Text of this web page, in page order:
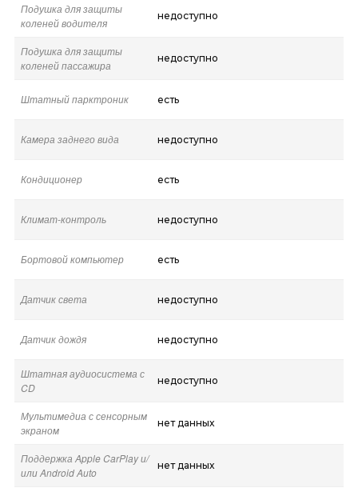
Подушка для защиты
коленей водителя
недоступно
Подушка для защиты
коленей пассажира
недоступно
Штатный парктроник есть
Камера заднего вида недоступно
Кондиционер есть
Климат-контроль недоступно
Бортовой компьютер есть
Датчик света недоступно
Датчик дождя недоступно
Штатная аудиосистема с
CD
недоступно
Мультимедиа с сенсорным
экраном
нет данных
Поддержка Apple CarPlay и/
или Android Auto
нет данных